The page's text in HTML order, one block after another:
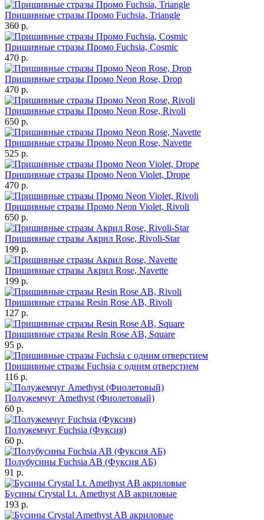
Пришивные стразы Промо Fuchsia, Triangle
360 р.
Пришивные стразы Промо Fuchsia, Cosmic
470 р.
Пришивные стразы Промо Neon Rose, Drop
470 р.
Пришивные стразы Промо Neon Rose, Rivoli
650 р.
Пришивные стразы Промо Neon Rose, Navette
525 р.
Пришивные стразы Промо Neon Violet, Drope
470 р.
Пришивные стразы Промо Neon Violet, Rivoli
650 р.
Пришивные стразы Акрил Rose, Rivoli-Star
199 р.
Пришивные стразы Акрил Rose, Navette
199 р.
Пришивные стразы Resin Rose AB, Rivoli
127 р.
Пришивные стразы Resin Rose AB, Square
95 р.
Пришивные стразы Fuchsia с одним отверстием
116 р.
Полужемчуг Amethyst (Фиолетовый)
60 р.
Полужемчуг Fuchsia (Фуксия)
60 р.
Полубусины Fuchsia AB (Фуксия АБ)
91 р.
Бусины Crystal Lt. Amethyst AB акриловые
193 р.